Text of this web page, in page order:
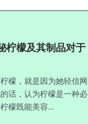
柠檬及其制品对于
檬，就是因为她轻信网
话，认为柠檬是一种必
檬既能美容...